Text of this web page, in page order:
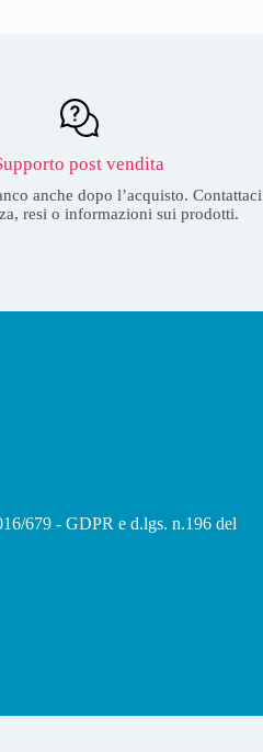
post vendita
anche dopo l’acquisto. Contattaci
resi o informazioni sui prodotti.
679 - GDPR e d.lgs. n.196 del